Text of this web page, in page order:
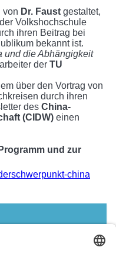
von Dr. Faust gestaltet,
Volkshochschule
ihren Beitrag bei
bekannt ist.
und die Abhängigkeit
der TU
über den Vortrag von
durch ihren
des China-
(CIDW) einen
und zur
china